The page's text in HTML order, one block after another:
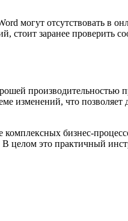
могут отсутствовать в
заранее проверить
производительностью
изменений, что позволяет
бизнес-
целом это практичный